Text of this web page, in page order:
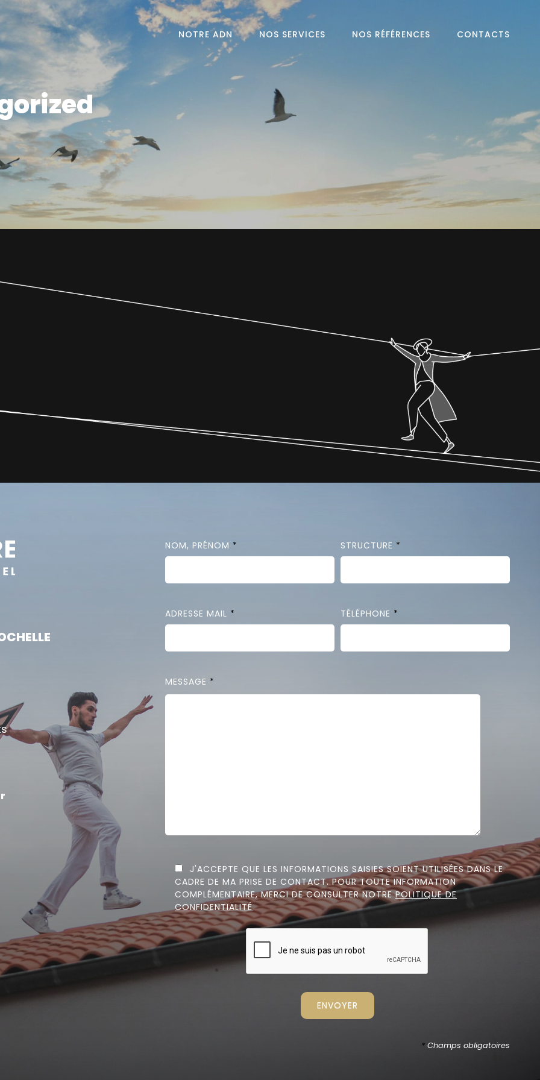
Bon EKILIBRE !
NOTRE ADN NOS SERVICES NOS RÉFÉRENCES CONTACTS
NOM, PRÉNOM * STRUCTURE *
ADRESSE MAIL * TÉLÉPHONE *
MESSAGE *
J'ACCEPTE QUE LES INFORMATIONS SAISIES SOIENT UTILISÉES DANS LE
CADRE DE MA PRISE DE CONTACT. POUR TOUTE INFORMATION
COMPLÉMENTAIRE, MERCI DE CONSULTER NOTREPOLITIQUE DE
CONFIDENTIALITÉ
* Champs obligatoires